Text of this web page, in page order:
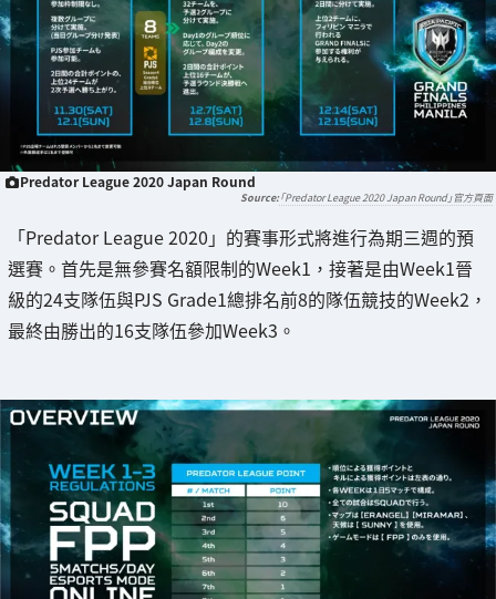
Predator League 2020 Japan Round
「Predator League 2020 Japan Round」官方頁面
「Predator League 2020」的賽事形式將進行為期三週的預
選賽。首先是無參賽名額限制的Week1，接著是由Week1晉
級的24支隊伍與PJS Grade1總排名前8的隊伍競技的Week2，
最終由勝出的16支隊伍參加Week3。